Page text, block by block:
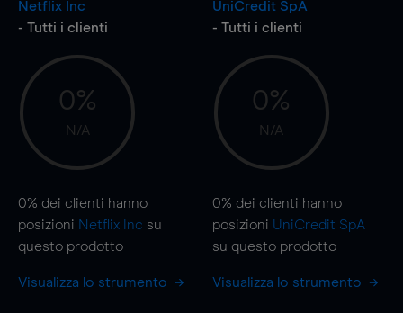
Netflix Inc
- Tutti i clienti
0%
N/A
0% dei clienti hanno
posizioni Netflix Inc su
questo prodotto
Visualizza lo strumento
UniCredit SpA
- Tutti i clienti
0%
N/A
0% dei clienti hanno
posizioni UniCredit SpA
su questo prodotto
Visualizza lo strumento